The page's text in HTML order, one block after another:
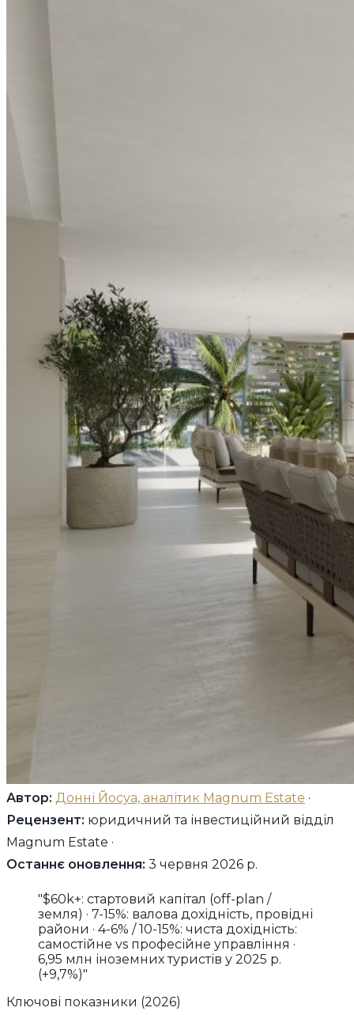
Автор: Донні Йосуа, аналітик Magnum Estate ·
Рецензент: юридичний та інвестиційний відділ
Magnum Estate ·
Останнє оновлення: 3 червня 2026 р.
"$60k+: стартовий капітал (off-plan /
земля) · 7-15%: валова дохідність, провідні
райони · 4-6% / 10-15%: чиста дохідність:
самостійне vs професійне управління ·
6,95 млн іноземних туристів у 2025 р.
(+9,7%)"
Ключові показники (2026)